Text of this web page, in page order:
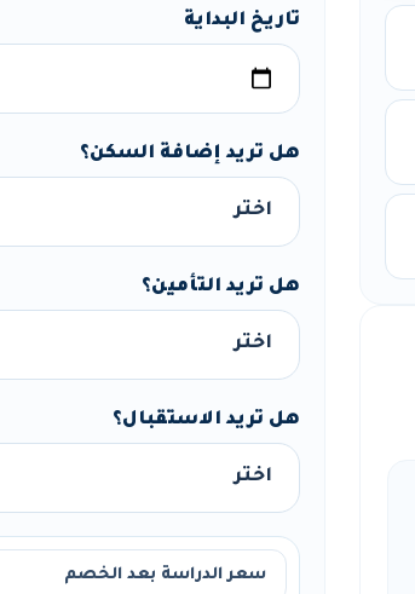
تاريخ البداية
هل تريد إضافة السكن؟
هل تريد التأمين؟
هل تريد الاستقبال؟
سعر الدراسة بعد الخصم